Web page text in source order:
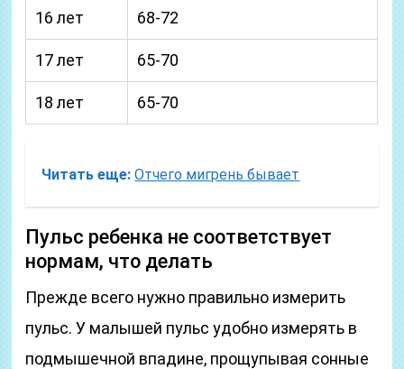
16 лет 68-72
17 лет 65-70
18 лет 65-70
Читать еще: Отчего мигрень бывает
Пульс ребенка не соответствует
нормам, что делать
Прежде всего нужно правильно измерить
пульс. У малышей пульс удобно измерять в
подмышечной впадине, прощупывая сонные